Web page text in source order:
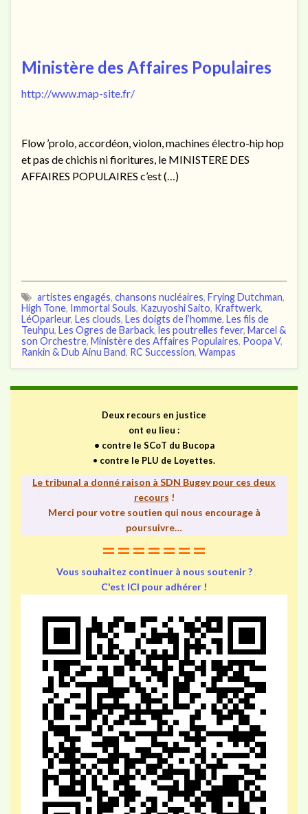
Ministère des Affaires Populaires
http://www.map-site.fr/
Flow ’prolo, accordéon, violon, machines électro-hip hop
et pas de chichis ni fioritures, le MINISTERE DES
AFFAIRES POPULAIRES c’est (…)
artistes engagés, chansons nucléaires, Frying Dutchman,
High Tone, Immortal Souls, Kazuyoshi Saito, Kraftwerk,
LéOparleur, Les clouds, Les doigts de l’homme, Les fils de
Teuhpu, Les Ogres de Barback, les poutrelles fever, Marcel &
son Orchestre, Ministère des Affaires Populaires, Poopa V,
Rankin & Dub Ainu Band, RC Succession, Wampas
Deux recours en justice
ont eu lieu :
• contre le SCoT du Bucopa
• contre le PLU de Loyettes.
Le tribunal a donné raison à SDN Bugey pour ces deux
recours !
Merci pour votre soutien qui nous encourage à
poursuivre…
=======
Vous souhaitez continuer à nous soutenir ?
C'est ICI pour adhérer !